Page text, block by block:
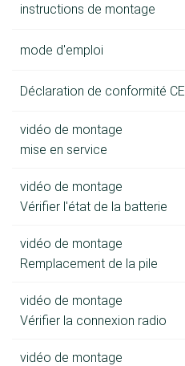
instructions de montage
mode d'emploi
Déclaration de conformité CE
vidéo de montage
mise en service
vidéo de montage
Vérifier l'état de la batterie
vidéo de montage
Remplacement de la pile
vidéo de montage
Vérifier la connexion radio
vidéo de montage